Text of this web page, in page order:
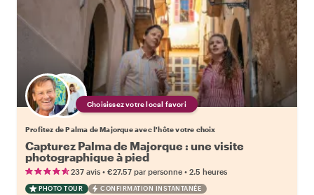
Choisissez votre local favori
Profitez de Palma de Majorque avec l'hôte votre choix
Capturez Palma de Majorque : une visite
photographique à pied
237 avis • €27.57 par personne • 2.5 heures
PHOTO TOUR CONFIRMATION INSTANTANÉE